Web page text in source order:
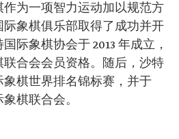
为一项智力运动加以规范方
象棋俱乐部取得了成功并开
际象棋协会于 2013 年成立，
合会会员资格。随后，沙特
棋世界排名锦标赛，并于
棋联合会。